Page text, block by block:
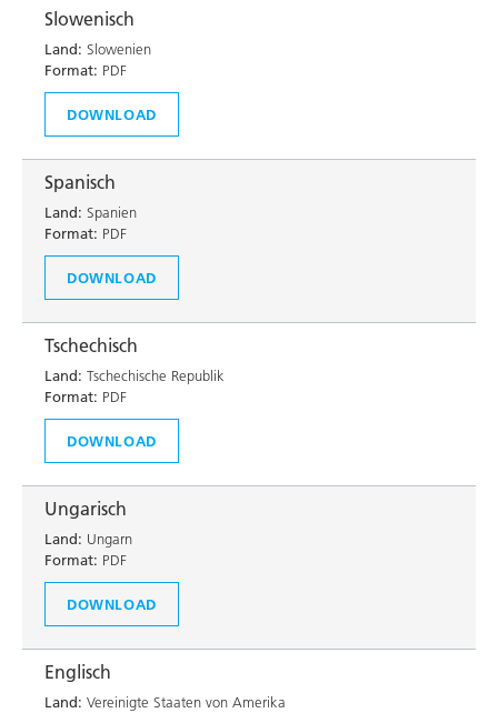
Slowenisch
Land: Slowenien
Format: PDF
DOWNLOAD
Spanisch
Land: Spanien
Format: PDF
DOWNLOAD
Tschechisch
Land: Tschechische Republik
Format: PDF
DOWNLOAD
Ungarisch
Land: Ungarn
Format: PDF
DOWNLOAD
Englisch
Land: Vereinigte Staaten von Amerika